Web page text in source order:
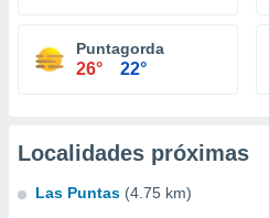
Puntagorda
26° 22°
Localidades próximas
Las Puntas (4.75 km)